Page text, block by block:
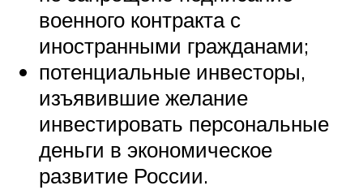
военного контракта с
иностранными гражданами;
потенциальные инвесторы,
изъявившие желание
инвестировать персональные
деньги в экономическое
развитие России.